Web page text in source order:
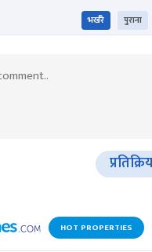
भर्खरै पुराना
HOT PROPERTIES